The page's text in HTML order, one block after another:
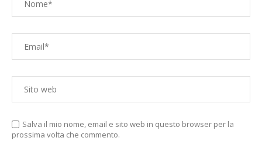
Salva il mio nome, email e sito web in questo browser per la
prossima volta che commento.